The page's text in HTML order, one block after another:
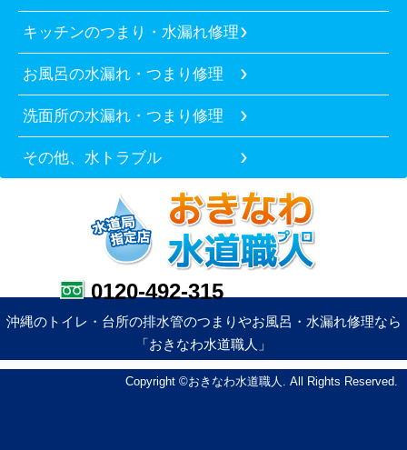
キッチンのつまり・水漏れ修理
お風呂の水漏れ・つまり修理
洗面所の水漏れ・つまり修理
その他、水トラブル
0120-492-315
沖縄のトイレ・台所の排水管のつまりやお風呂・水漏れ修理なら
「おきなわ水道職人」
Copyright ©おきなわ水道職人. All Rights Reserved.